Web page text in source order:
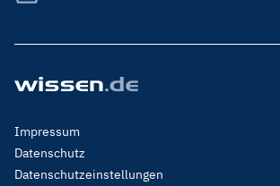
Footer
Menu
Legal
Impressum
Datenschutz
Datenschutzeinstellungen